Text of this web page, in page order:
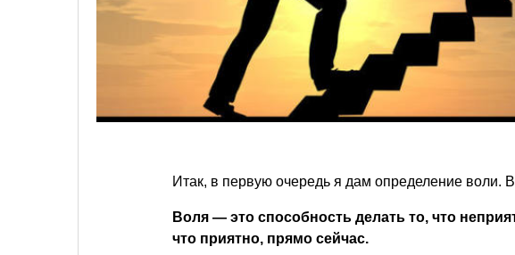
Итак, в первую очередь я дам определение воли.
Воля — это способность делать то, что
что приятно, прямо сейчас.